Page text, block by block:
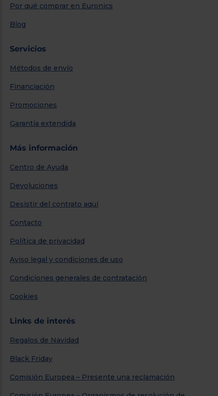
Por qué comprar en Euronics
Blog
Servicios
Métodos de envío
Financiación
Promociones
Garantía extendida
Más información
Centro de Ayuda
Devoluciones
Desistir del contrato aquí
Contacto
Política de privacidad
Aviso legal y condiciones de uso
Condiciones generales de contratación
Cookies
Links de interés
Regalos de Navidad
Black Friday
Comisión Europea – Presente una reclamación